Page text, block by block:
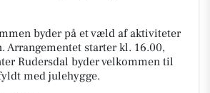
byder på et væld af aktiviteter
Arrangementet starter kl. 16.00,
Rudersdal byder velkommen til
med julehygge.